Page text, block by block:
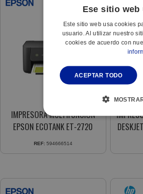
IMPRESORA MULTIFUNCION
EPSON ECOTANK ET-2720
REF: 594666514
Ese sitio
Este sitio web usa cookies
usuario. Al utilizar nuestro
cookies de acuerdo con
ACEPTAR TODO